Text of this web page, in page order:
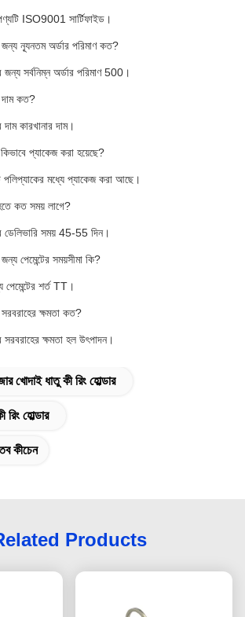
ISO9001 সার্টিফাইড।
ন্যূনতম অর্ডার পরিমাণ কত?
সর্বনিম্ন অর্ডার পরিমাণ 500।
কত?
কারখানার দাম।
প্যাকেজ করা হয়েছে?
মধ্যে প্যাকেজ করা আছে।
কত সময় লাগে?
সময় 45-55 দিন।
পেমেন্টের সময়সীমা কি?
শর্ত TT।
ক্ষমতা কত?
ক্ষমতা হল উৎপাদন।
খোদাই ধাতু কী রিং হোল্ডার
রিং হোল্ডার
কীচেন
Products